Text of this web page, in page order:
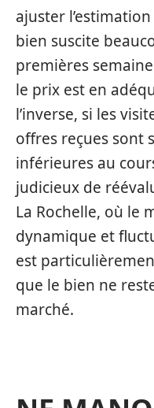
ajuster
bien suscite
premières
le prix est en
l’inverse, si les
offres reçues sont
inférieures au
judicieux de
La Rochelle, où le
dynamique et
est
que le bien ne
marché.